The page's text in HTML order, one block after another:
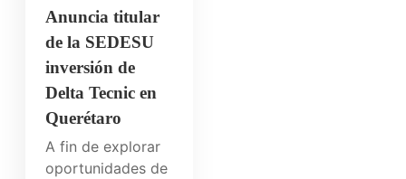
Anuncia titular
de la SEDESU
inversión de
Delta Tecnic en
Querétaro
A fin de explorar
oportunidades de